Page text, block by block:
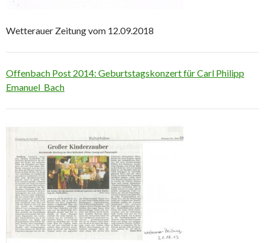
Wetterauer Zeitung vom 12.09.2018
Offenbach Post 2014: Geburtstagskonzert für Carl Philipp
Emanuel Bach